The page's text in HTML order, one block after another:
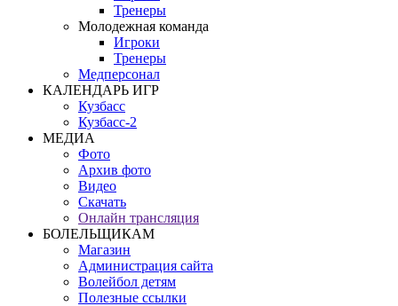
Тренеры
Молодежная команда
Игроки
Тренеры
Медперсонал
КАЛЕНДАРЬ ИГР
Кузбасс
Кузбасс-2
МЕДИА
Фото
Архив фото
Видео
Скачать
Онлайн трансляция
БОЛЕЛЬЩИКАМ
Магазин
Администрация сайта
Волейбол детям
Полезные ссылки